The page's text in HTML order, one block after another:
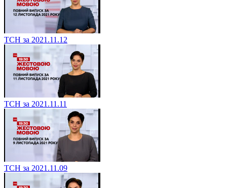
ТСН за 2021.11.12
ТСН за 2021.11.11
ТСН за 2021.11.09